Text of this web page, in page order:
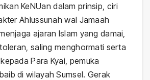
KeNUan dalam prinsip, ciri
Ahlussunah wal Jamaah
ajaran Islam yang damai,
saling menghormati serta
Para Kyai, pemuka
di wilayah Sumsel. Gerak